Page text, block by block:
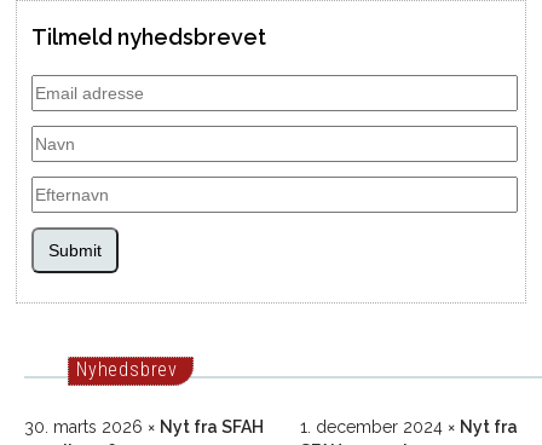
Tilmeld nyhedsbrevet
Submit
Nyhedsbrev
30. marts 2026
Nyt fra SFAH
1. december 2024
Nyt fra